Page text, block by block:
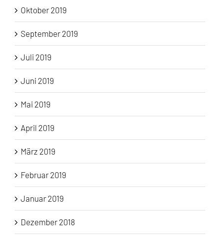
Oktober 2019
September 2019
Juli 2019
Juni 2019
Mai 2019
April 2019
März 2019
Februar 2019
Januar 2019
Dezember 2018